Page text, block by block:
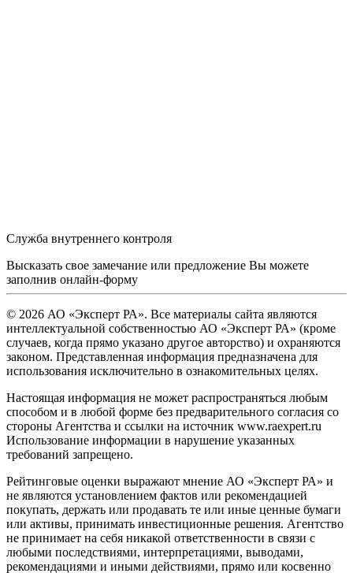
Служба внутреннего контроля
Высказать свое замечание или предложение Вы можете
заполнив онлайн-форму
© 2026 АО «Эксперт РА». Все материалы сайта являются
интеллектуальной собственностью АО «Эксперт РА» (кроме
случаев, когда прямо указано другое авторство) и охраняются
законом. Представленная информация предназначена для
использования исключительно в ознакомительных целях.
Настоящая информация не может распространяться любым
способом и в любой форме без предварительного согласия со
стороны Агентства и ссылки на источник www.raexpert.ru
Использование информации в нарушение указанных
требований запрещено.
Рейтинговые оценки выражают мнение АО «Эксперт РА» и
не являются установлением фактов или рекомендацией
покупать, держать или продавать те или иные ценные бумаги
или активы, принимать инвестиционные решения. Агентство
не принимает на себя никакой ответственности в связи с
любыми последствиями, интерпретациями, выводами,
рекомендациями и иными действиями, прямо или косвенно